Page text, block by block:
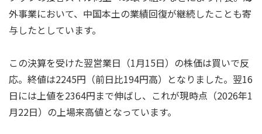
外事業において、中国本土の業績回復が継続したことも寄
与したとしています。
この決算を受けた翌営業日（1月15日）の株価は買いで反
応。終値は2245円（前日比194円高）となりました。翌16
日には上値を2364円まで伸ばし、これが現時点（2026年1
月22日）の上場来高値となっています。